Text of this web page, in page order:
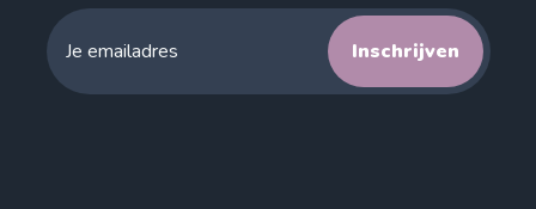
Inschrijven